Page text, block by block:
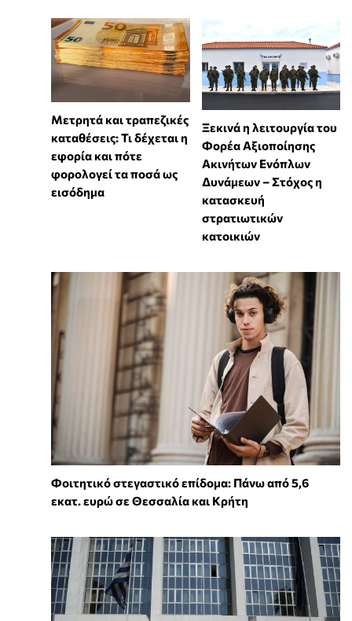
Μετρητά και τραπεζικές
καταθέσεις: Τι δέχεται η
εφορία και πότε
φορολογεί τα ποσά ως
εισόδημα
Ξεκινά η λειτουργία του
Φορέα Αξιοποίησης
Ακινήτων Ενόπλων
Δυνάμεων – Στόχος η
κατασκευή
στρατιωτικών
κατοικιών
Φοιτητικό στεγαστικό επίδομα: Πάνω από 5,6
εκατ. ευρώ σε Θεσσαλία και Κρήτη